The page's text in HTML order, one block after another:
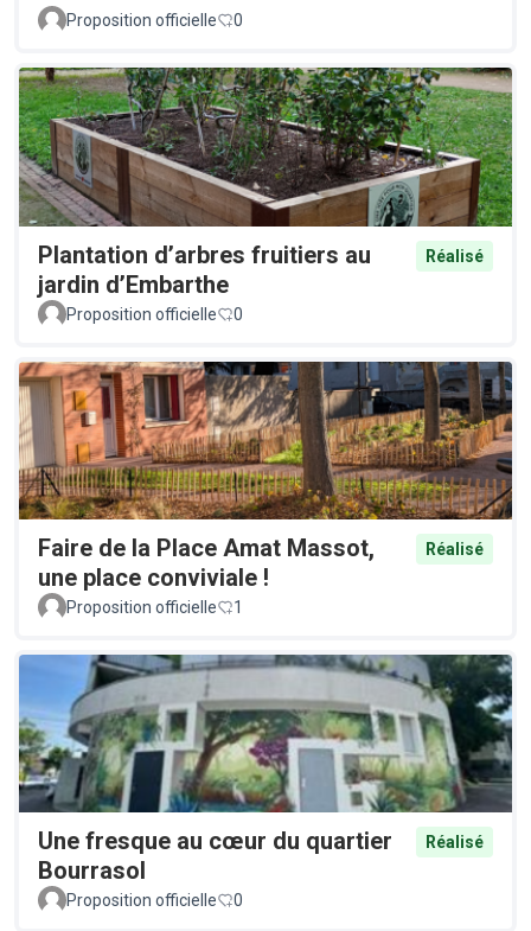
Proposition officielle 0
Plantation d’arbres fruitiers au
jardin d’Embarthe
Réalisé
Proposition officielle 0
Faire de la Place Amat Massot,
une place conviviale !
Réalisé
Proposition officielle 1
Une fresque au cœur du quartier
Bourrasol
Réalisé
Proposition officielle 0